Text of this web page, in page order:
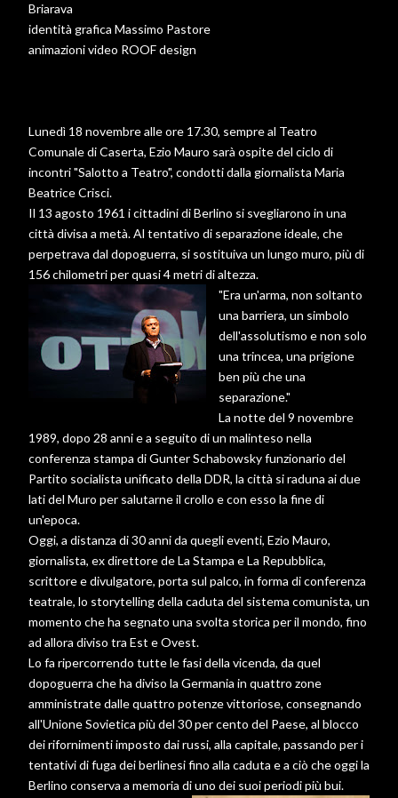
Briarava
identità grafica Massimo Pastore
animazioni video ROOF design
Lunedì 18 novembre alle ore 17.30, sempre al Teatro
Comunale di Caserta, Ezio Mauro sarà ospite del ciclo di
incontri "Salotto a Teatro", condotti dalla giornalista Maria
Beatrice Crisci.
Il 13 agosto 1961 i cittadini di Berlino si svegliarono in una
città divisa a metà. Al tentativo di separazione ideale, che
perpetrava dal dopoguerra, si sostituiva un lungo muro, più di
156 chilometri per quasi 4 metri di altezza.
"Era un'arma, non soltanto
una barriera, un simbolo
dell'assolutismo e non solo
una trincea, una prigione
ben più che una
separazione."
La notte del 9 novembre
1989, dopo 28 anni e a seguito di un malinteso nella
conferenza stampa di Gunter Schabowsky funzionario del
Partito socialista unificato della DDR, la città si raduna ai due
lati del Muro per salutarne il crollo e con esso la fine di
un'epoca.
Oggi, a distanza di 30 anni da quegli eventi, Ezio Mauro,
giornalista, ex direttore de La Stampa e La Repubblica,
scrittore e divulgatore, porta sul palco, in forma di conferenza
teatrale, lo storytelling della caduta del sistema comunista, un
momento che ha segnato una svolta storica per il mondo, fino
ad allora diviso tra Est e Ovest.
Lo fa ripercorrendo tutte le fasi della vicenda, da quel
dopoguerra che ha diviso la Germania in quattro zone
amministrate dalle quattro potenze vittoriose, consegnando
all'Unione Sovietica più del 30 per cento del Paese, al blocco
dei rifornimenti imposto dai russi, alla capitale, passando per i
tentativi di fuga dei berlinesi fino alla caduta e a ciò che oggi la
Berlino conserva a memoria di uno dei suoi periodi più bui.